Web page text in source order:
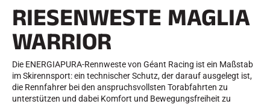
TEXTILIEN
Textilien Ski Alpin
Textilien Nordischer Ski
Textilien Fahrrad
Underwear
Textilpflege
Lifestyle
TaschenMOUNTAINBIKE
RIESENWESTE MAGLIA
WARRIOR
Die ENERGIAPURA-Rennweste von Géant Racing ist ein Maßstab
im Skirennsport: ein technischer Schutz, der darauf ausgelegt ist,
die Rennfahrer bei den anspruchsvollsten Torabfahrten zu
unterstützen und dabei Komfort und Bewegungsfreiheit zu